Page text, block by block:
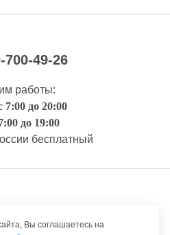
700-49-26
работы:
7:00 до 20:00
до 19:00
бесплатный
Вы соглашаетесь на